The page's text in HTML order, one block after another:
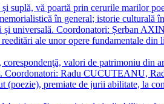
suplă, vă poartă prin cerurile marilor
în general; istorie culturală
și universală. Coordonatori: Șerban
ale unor opere fundamentale
corespondenţă, valori de patrimoniu
Coordonatori: Radu CUCUTEANU,
(poezie), premiate de jurii abilitate, la